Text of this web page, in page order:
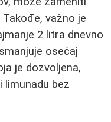
važno je
2 litra dnevno
osećaj
je dozvoljena,
limunadu bez